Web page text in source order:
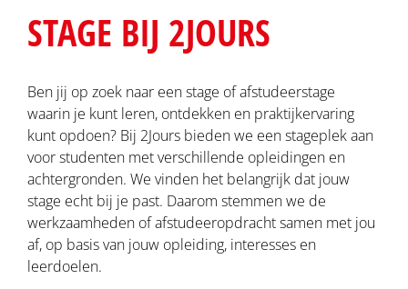
STAGE BIJ 2JOURS
Ben jij op zoek naar een stage of afstudeerstage
waarin je kunt leren, ontdekken en praktijkervaring
kunt opdoen? Bij 2Jours bieden we een stageplek aan
voor studenten met verschillende opleidingen en
achtergronden. We vinden het belangrijk dat jouw
stage echt bij je past. Daarom stemmen we de
werkzaamheden of afstudeeropdracht samen met jou
af, op basis van jouw opleiding, interesses en
leerdoelen.